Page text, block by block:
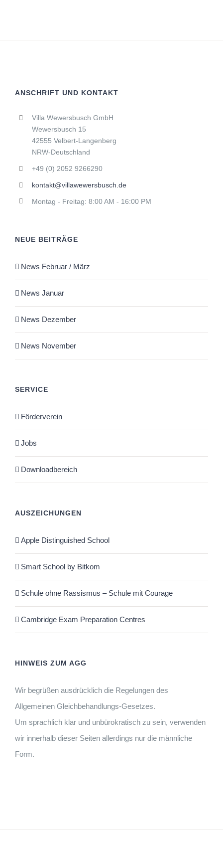
ANSCHRIFT UND KONTAKT
Villa Wewersbusch GmbH
Wewersbusch 15
42555 Velbert-Langenberg
NRW-Deutschland
+49 (0) 2052 9266290
kontakt@villawewersbusch.de
Montag - Freitag: 8:00 AM - 16:00 PM
NEUE BEITRÄGE
News Februar / März
News Januar
News Dezember
News November
SERVICE
Förderverein
Jobs
Downloadbereich
AUSZEICHUNGEN
Apple Distinguished School
Smart School by Bitkom
Schule ohne Rassismus – Schule mit Courage
Cambridge Exam Preparation Centres
HINWEIS ZUM AGG
Wir begrüßen ausdrücklich die Regelungen des
Allgemeinen Gleichbehandlungs-Gesetzes.
Um sprachlich klar und unbürokratisch zu sein, verwenden
wir innerhalb dieser Seiten allerdings nur die männliche
Form.